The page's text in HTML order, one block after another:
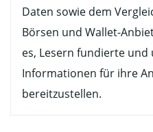
Daten sowie dem
Börsen und Wallet-
es, Lesern fundierte und
Informationen für ihre
bereitzustellen.